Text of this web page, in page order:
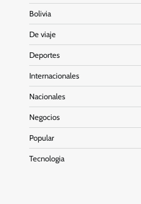
Bolivia
De viaje
Deportes
Internacionales
Nacionales
Negocios
Popular
Tecnologia